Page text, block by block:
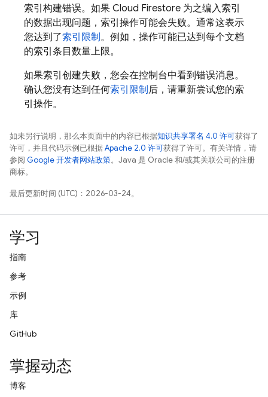
索引构建错误。如果 Cloud Firestore 为之编入索引
的数据出现问题，索引操作可能会失败。通常这表示
您达到了索引限制。例如，操作可能已达到每个文档
的索引条目数量上限。
如果索引创建失败，您会在控制台中看到错误消息。
确认您没有达到任何索引限制后，请重新尝试您的索
引操作。
如未另行说明，那么本页面中的内容已根据知识共享署名 4.0 许可获得了
许可，并且代码示例已根据Apache 2.0 许可获得了许可。有关详情，请
参阅 Google 开发者网站政策。Java 是 Oracle 和/或其关联公司的注册
商标。
最后更新时间 (UTC)：2026-03-24。
学习
指南
参考
示例
库
GitHub
掌握动态
博客